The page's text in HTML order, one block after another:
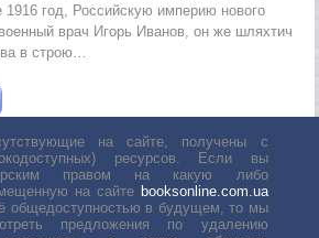
год, Российскую империю нового
врач Игорь Иванов, он же шляхтич
в строю…
на сайте, получены с
ресурсов. Если вы
правом на какую либо
на сайте booksonline.com.ua
общедоступностью в будущем, то мы
предложения по удалению